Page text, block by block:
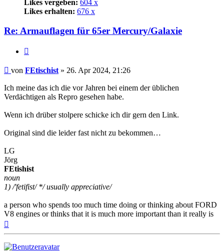
Likes vergeben: 604 x
Likes erhalten: 676 x
Re: Armauflagen für 65er Mercury/Galaxie
Beitrag
von FEtischist» 26. Apr 2024, 21:26
Ich meine das ich die vor Jahren bei einem der üblichen
Verdächtigen als Repro gesehen habe.
Wenn ich drüber stolpere schicke ich dir gern den Link.
Original sind die leider fast nicht zu bekommen…
LG
Jörg
FEtishist
noun
1) /'fetifist/ */ usually appreciative/
a person who spends too much time doing or thinking about FORD
V8 engines or thinks that it is much more important than it really is
oben